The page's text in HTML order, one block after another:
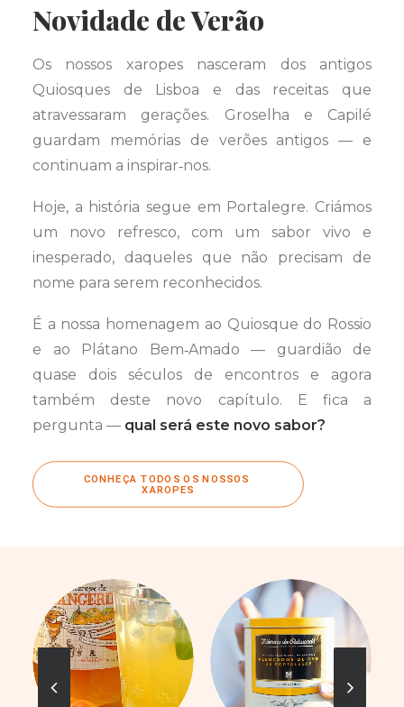
Novidade de Verão
Os nossos xaropes nasceram dos antigos
Quiosques de Lisboa e das receitas que
atravessaram gerações. Groselha e Capilé
guardam memórias de verões antigos — e
continuam a inspirar‑nos.
Hoje, a história segue em Portalegre. Criámos
um novo refresco, com um sabor vivo e
inesperado, daqueles que não precisam de
nome para serem reconhecidos.
É a nossa homenagem ao Quiosque do Rossio
e ao Plátano Bem‑Amado — guardião de
quase dois séculos de encontros e agora
também deste novo capítulo. E fica a
pergunta — qual será este novo sabor?
CONHEÇA TODOS OS NOSSOS
XAROPES